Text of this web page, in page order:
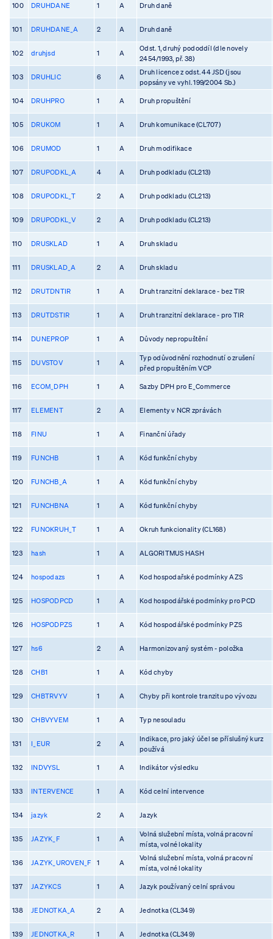
100 DRUHDANE 1 A Druh daně
101 DRUHDANE_A 2 A Druh daně
102 druhjsd 1 A
Odst. 1, druhý pododdíl (dle novely
2454/1993, př. 38)
103 DRUHLIC 6 A
Druh licence z odst. 44 JSD (jsou
popsány ve vyhl. 199/2004 Sb.)
104 DRUHPRO 1 A Druh propuštění
105 DRUKOM 1 A Druh komunikace (CL707)
106 DRUMOD 1 A Druh modifikace
107 DRUPODKL_A 4 A Druh podkladu (CL213)
108 DRUPODKL_T 2 A Druh podkladu (CL213)
109 DRUPODKL_V 2 A Druh podkladu (CL213)
110 DRUSKLAD 1 A Druh skladu
111 DRUSKLAD_A 2 A Druh skladu
112 DRUTDNTIR 1 A Druh tranzitní deklarace - bez TIR
113 DRUTDSTIR 1 A Druh tranzitní deklarace - pro TIR
114 DUNEPROP 1 A Důvody nepropuštění
115 DUVSTOV 1 A
Typ odůvodnění rozhodnutí o zrušení
před propuštěním VCP
116 ECOM_DPH 1 A Sazby DPH pro E_Commerce
117 ELEMENT 2 A Elementy v NCR zprávách
118 FINU 1 A Finanční úřady
119 FUNCHB 1 A Kód funkční chyby
120 FUNCHB_A 1 A Kód funkční chyby
121 FUNCHBNA 1 A Kód funkční chyby
122 FUNOKRUH_T 1 A Okruh funkcionality (CL168)
123 hash 1 A ALGORITMUS HASH
124 hospodazs 1 A Kod hospodařské podmínky AZS
125 HOSPODPCD 1 A Kod hospodářské podmínky pro PCD
126 HOSPODPZS 1 A Kód hospodářské podmínky PZS
127 hs6 2 A Harmonizovaný systém - položka
128 CHB1 1 A Kód chyby
129 CHBTRVYV 1 A Chyby při kontrole tranzitu po vývozu
130 CHBVYVEM 1 A Typ nesouladu
131 I_EUR 2 A
Indikace, pro jaký účel se příslušný kurz
používá
132 INDVYSL 1 A Indikátor výsledku
133 INTERVENCE 1 A Kód celní intervence
134 jazyk 2 A Jazyk
135 JAZYK_F 1 A
Volná služební místa, volná pracovní
místa, volné lokality
136 JAZYK_UROVEN_F 1 A
Volná služební místa, volná pracovní
místa, volné lokality
137 JAZYKCS 1 A Jazyk používaný celní správou
138 JEDNOTKA_A 2 A Jednotka (CL349)
139 JEDNOTKA_R 1 A Jednotka (CL349)